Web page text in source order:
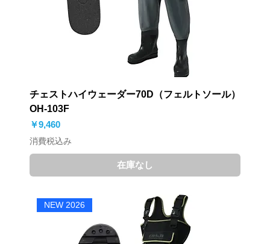
チェストハイウェーダー70D（フェルトソール）
OH-103F
価格
￥9,460
消費税込み
在庫なし
NEW 2026